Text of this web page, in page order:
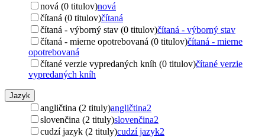
nová (0 titulov)nová
čítaná (0 titulov)čítaná
čítaná - výborný stav (0 titulov)čítaná - výborný stav
čítaná - mierne opotrebovaná (0 titulov)čítaná - mierne
opotrebovaná
čítané verzie vypredaných kníh (0 titulov)čítané verzie
vypredaných kníh
Jazyk
angličtina (2 tituly)angličtina2
slovenčina (2 tituly)slovenčina2
cudzí jazyk (2 tituly)cudzí jazyk2